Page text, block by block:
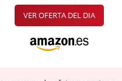
VER OFERTA DEL DIA